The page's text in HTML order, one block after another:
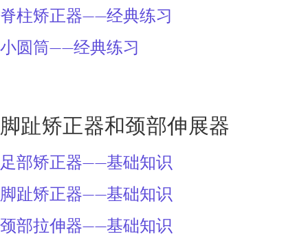
脊柱矫正器——经典练习
小圆筒——经典练习
脚趾矫正器和颈部伸展器
足部矫正器——基础知识
脚趾矫正器——基础知识
颈部拉伸器——基础知识